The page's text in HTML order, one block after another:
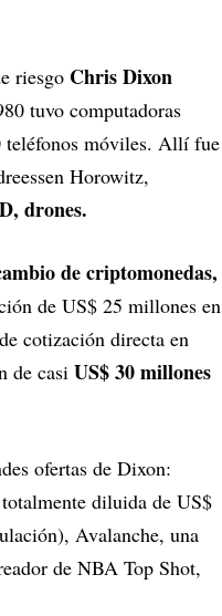
riesgo Chris Dixon
tuvo computadoras
teléfonos móviles. Allí fue
Horowitz,
drones.
de criptomonedas,
de US$ 25 millones en
cotización directa en
de casi US$ 30 millones
ofertas de Dixon:
diluida de US$
Avalanche, una
de NBA Top Shot,